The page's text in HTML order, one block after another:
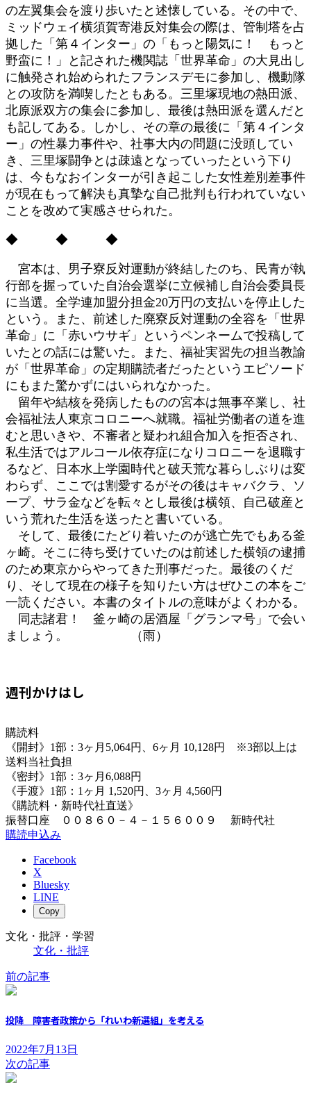
の左翼集会を渡り歩いたと述懐している。その中で、
ミッドウェイ横須賀寄港反対集会の際は、管制塔を占
拠した「第４インター」の「もっと陽気に！ もっと
野蛮に！」と記された機関誌「世界革命」の大見出し
に触発され始められたフランスデモに参加し、機動隊
との攻防を満喫したともある。三里塚現地の熱田派、
北原派双方の集会に参加し、最後は熱田派を選んだと
も記してある。しかし、その章の最後に「第４インタ
ー」の性暴力事件や、社事大内の問題に没頭してい
き、三里塚闘争とは疎遠となっていったという下り
は、今もなおインターが引き起こした女性差別差事件
が現在もって解決も真摯な自己批判も行われていない
ことを改めて実感させられた。
◆ ◆ ◆
宮本は、男子寮反対運動が終結したのち、民青が執
行部を握っていた自治会選挙に立候補し自治会委員長
に当選。全学連加盟分担金20万円の支払いを停止した
という。また、前述した廃寮反対運動の全容を「世界
革命」に「赤いウサギ」というペンネームで投稿して
いたとの話には驚いた。また、福祉実習先の担当教諭
が「世界革命」の定期購読者だったというエピソード
にもまた驚かずにはいられなかった。
留年や結核を発病したものの宮本は無事卒業し、社
会福祉法人東京コロニーへ就職。福祉労働者の道を進
むと思いきや、不審者と疑われ組合加入を拒否され、
私生活ではアルコール依存症になりコロニーを退職す
るなど、日本水上学園時代と破天荒な暮らしぶりは変
わらず、ここでは割愛するがその後はキャバクラ、ソ
ープ、サラ金などを転々とし最後は横領、自己破産と
いう荒れた生活を送ったと書いている。
そして、最後にたどり着いたのが逃亡先でもある釜
ヶ崎。そこに待ち受けていたのは前述した横領の逮捕
のため東京からやってきた刑事だった。最後のくだ
り、そして現在の様子を知りたい方はぜひこの本をご
一読ください。本書のタイトルの意味がよくわかる。
同志諸君！ 釜ヶ崎の居酒屋「グランマ号」で会い
ましょう。 （雨）
週刊かけはし
購読料
《開封》1部：3ヶ月5,064円、6ヶ月 10,128円 ※3部以上は
送料当社負担
《密封》1部：3ヶ月6,088円
《手渡》1部：1ヶ月 1,520円、3ヶ月 4,560円
《購読料・新時代社直送》
振替口座 ００８６０－４－１５６００９ 新時代社
購読申込み
Facebook
X
Bluesky
LINE
Copy
文化・批評・学習
文化・批評
前の記事
投降 障害者政策から「れいわ新選組」を考える
2022年7月13日
次の記事